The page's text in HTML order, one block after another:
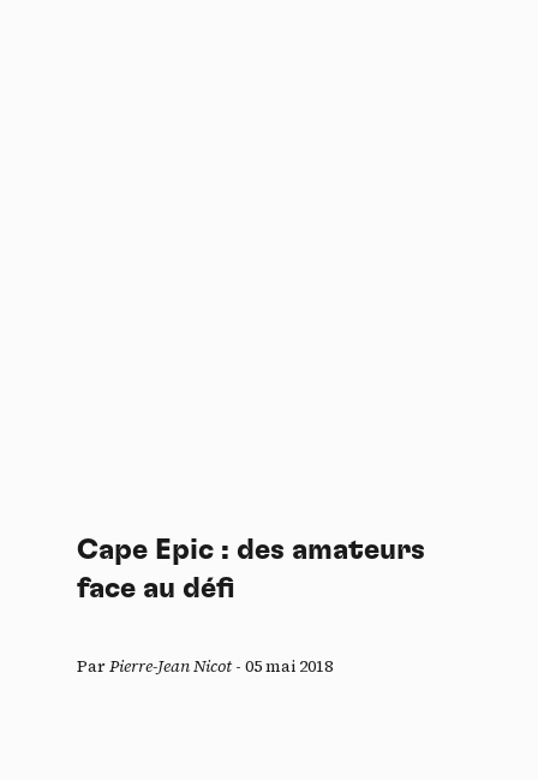
Cape Epic : des amateurs
face au défi
ParPierre-Jean Nicot- 05 mai 2018